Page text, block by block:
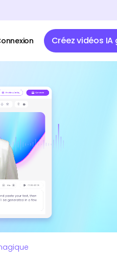
Créez vidéos